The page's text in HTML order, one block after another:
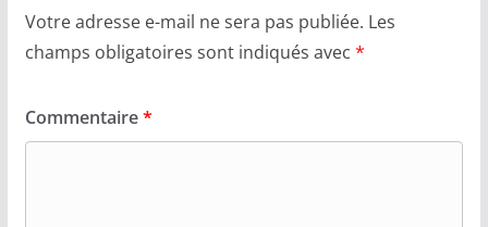
Votre adresse e-mail ne sera pas publiée. Les
champs obligatoires sont indiqués avec *
Commentaire*